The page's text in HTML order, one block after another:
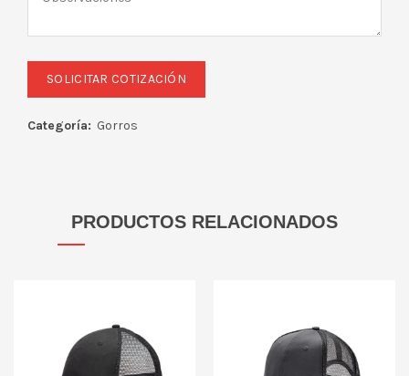
Categoría: Gorros
PRODUCTOS RELACIONADOS